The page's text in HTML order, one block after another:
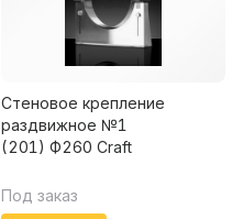
Стеновое крепление
раздвижное №1
(201) Ф260 Craft
Под заказ